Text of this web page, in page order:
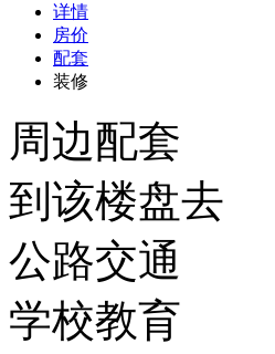
详情
房价
配套
装修
周边配套
到该楼盘去
公路交通
学校教育